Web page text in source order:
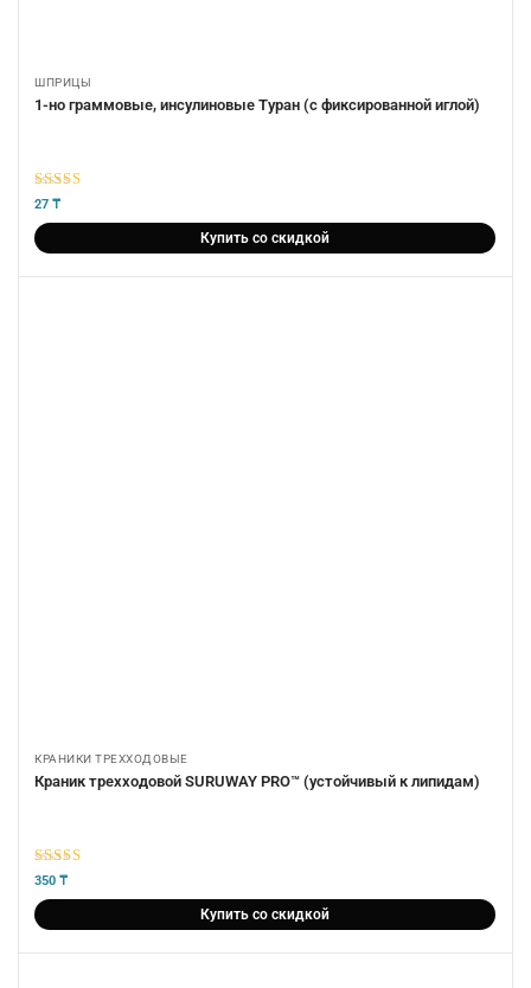
ШПРИЦЫ
1-но граммовые, инсулиновые Туран (с фиксированной иглой)
5из 5
27 ₸
Купить со скидкой
КРАНИКИ ТРЕХХОДОВЫЕ
Краник трехходовой SURUWAY PRO™ (устойчивый к липидам)
5из 5
350 ₸
Купить со скидкой